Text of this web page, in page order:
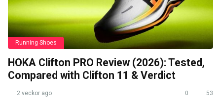
Running Shoes
HOKA Clifton PRO Review (2026): Tested,
Compared with Clifton 11 & Verdict
2 veckor ago 0 53